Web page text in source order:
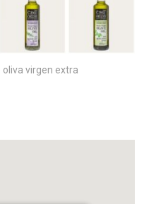
virgen extra